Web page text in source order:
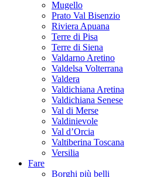
Mugello
Prato Val Bisenzio
Riviera Apuana
Terre di Pisa
Terre di Siena
Valdarno Aretino
Valdelsa Volterrana
Valdera
Valdichiana Aretina
Valdichiana Senese
Val di Merse
Valdinievole
Val d’Orcia
Valtiberina Toscana
Versilia
Fare
Borghi più belli